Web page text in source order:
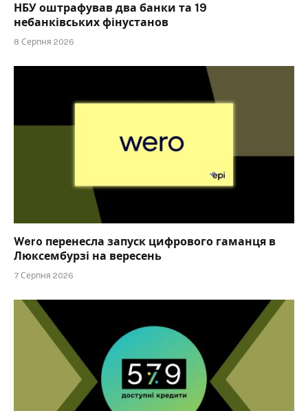
НБУ оштрафував два банки та 19
небанківських фінустанов
8 Серпня 2026
Wero перенесла запуск цифрового гаманця в
Люксембурзі на вересень
7 Серпня 2026